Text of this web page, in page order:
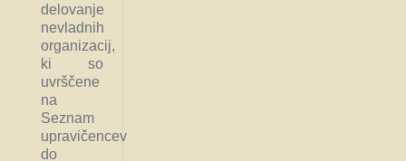
delovanje
nevladnih
organizacij,
ki so
uvrščene
na
Seznam
upravičencev
do